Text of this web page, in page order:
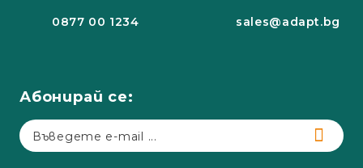
0877 00 1234 sales@adapt.bg
Абонирай се: